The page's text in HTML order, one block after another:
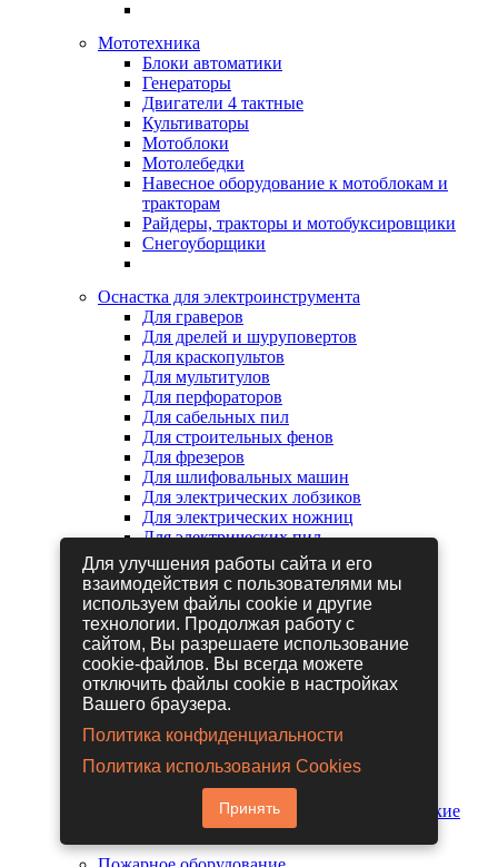
Мототехника
Блоки автоматики
Генераторы
Двигатели 4 тактные
Культиваторы
Мотоблоки
Мотолебедки
Навесное оборудование к мотоблокам и
тракторам
Райдеры, тракторы и мотобуксировщики
Снегоуборщики
Оснастка для электроинструмента
Для граверов
Для дрелей и шуруповертов
Для краскопультов
Для мультитулов
Для перфораторов
Для сабельных пил
Для строительных фенов
Для фрезеров
Для шлифовальных машин
Для электрических лобзиков
Для электрических ножниц
Для электрических пил
Для электрических рубанков
Пневмоинструмент
Гайковерты пневматические
Дрели пневматические
Другие пневмоинструменты
Заклепочники пневматические
Наборы пневмоинструмента
Пистолеты пневматические
Расходные материалы для
пневмоинструментов
Шланги для пневмоинструментов
Шлифовальные машины пневматические
Для улучшения работы сайта и его
взаимодействия с пользователями мы
используем файлы cookie и другие
технологии. Продолжая работу с
сайтом, Вы разрешаете использование
cookie-файлов. Вы всегда можете
отключить файлы cookie в настройках
Вашего браузера.
Политика конфиденциальности
Политика использования Cookies
Принять